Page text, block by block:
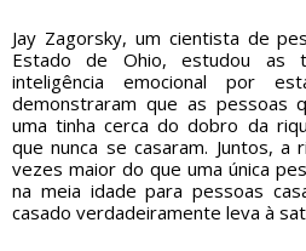
Jay Zagorsky, um cientista de
Estado de Ohio, estudou as
inteligência emocional por
demonstraram que as pessoas
uma tinha cerca do dobro da
que nunca se casaram. Juntos,
vezes maior do que uma única
na meia idade para pessoas
casado verdadeiramente leva à